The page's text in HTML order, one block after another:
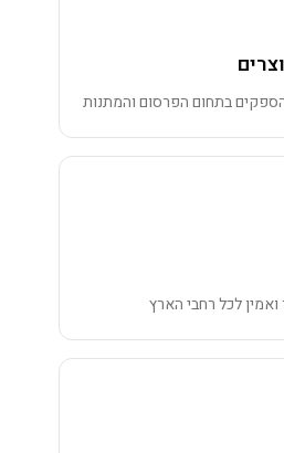
בתחום הפרסום והמתנות
לכל רחבי הארץ